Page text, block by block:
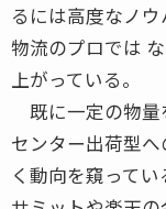
るには高度なノウ
物流のプロでは
上がっている。
既に一定の物量
センター出荷型
く動向を窺ってい